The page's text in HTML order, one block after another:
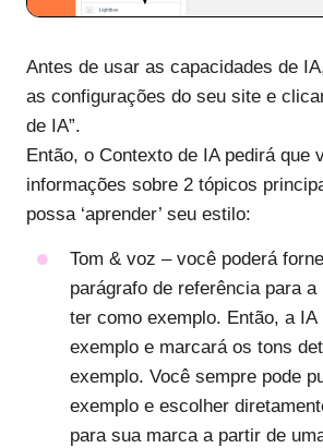
Antes de usar as capacidades de
as configurações do seu site e
de IA”.
Então, o Contexto de IA pedirá que
informações sobre 2 tópicos
possa ‘aprender’ seu estilo:
Tom & voz – você poderá
parágrafo de referência para a
ter como exemplo. Então, a
exemplo e marcará os tons
exemplo. Você sempre pode
exemplo e escolher
para sua marca a partir de